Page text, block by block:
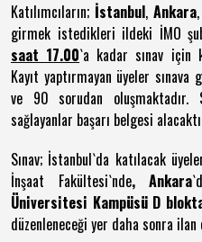
Katılımcıların; İstanbul, Ankara,
girmek istedikleri ildeki İMO
saat 17.00`a kadar sınav için
Kayıt yaptırmayan üyeler
ve 90 sorudan oluşmaktadır.
sağlayanlar başarı belgesi
Sınav; İstanbul`da katılacak
İnşaat Fakültesi`nde, Ankara
Üniversitesi Kampüsü D
düzenleneceği yer daha sonra